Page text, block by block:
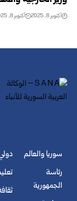
أكتوبر 8, 2025 أكتوبر 8, 2025
سوريا والعالم
رئاسة
الجمهورية